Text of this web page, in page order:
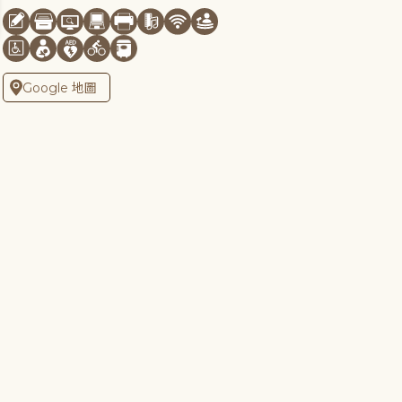
Google 地圖